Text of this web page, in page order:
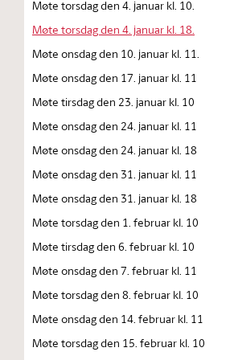
Møte torsdag den 4. januar kl. 10.
Møte torsdag den 4. januar kl. 18.
Møte onsdag den 10. januar kl. 11.
Møte onsdag den 17. januar kl. 11
Møte tirsdag den 23. januar kl. 10
Møte onsdag den 24. januar kl. 11
Møte onsdag den 24. januar kl. 18
Møte onsdag den 31. januar kl. 11
Møte onsdag den 31. januar kl. 18
Møte torsdag den 1. februar kl. 10
Møte tirsdag den 6. februar kl. 10
Møte onsdag den 7. februar kl. 11
Møte torsdag den 8. februar kl. 10
Møte onsdag den 14. februar kl. 11
Møte torsdag den 15. februar kl. 10